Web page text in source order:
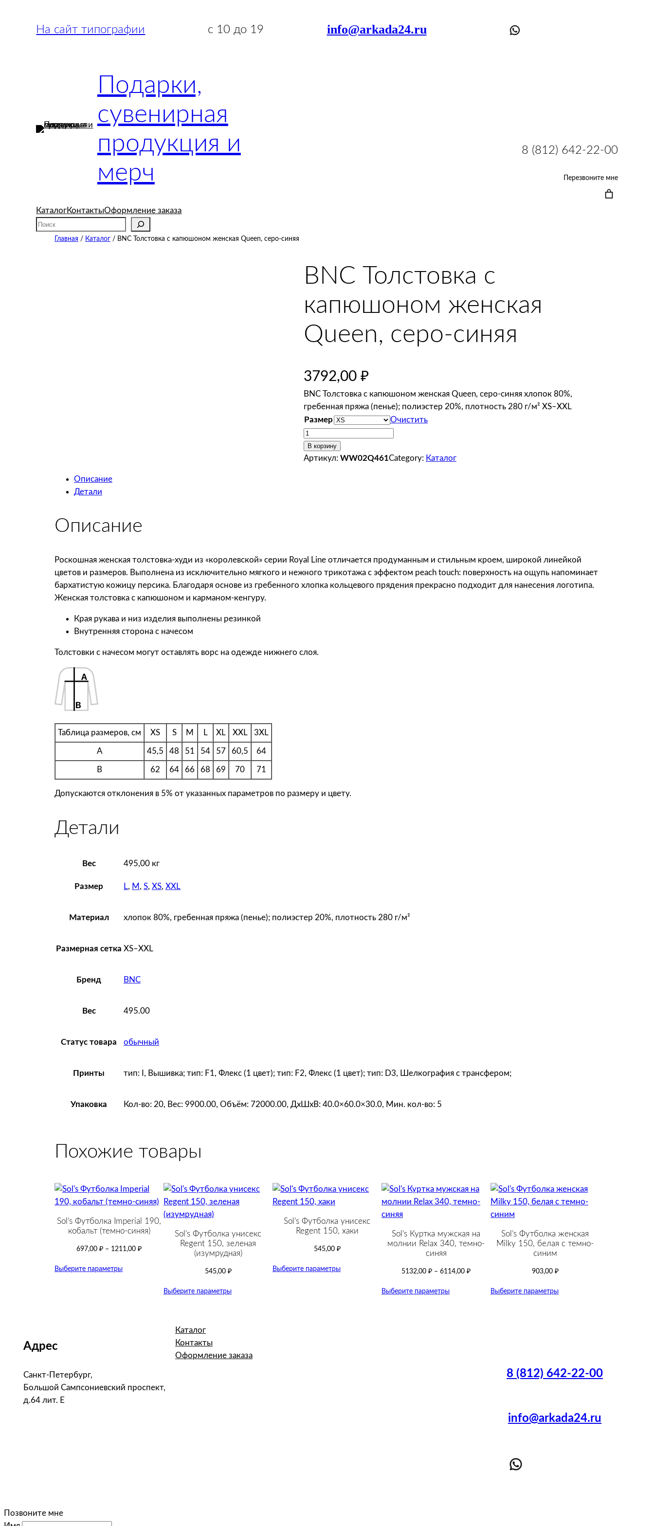
содержимомуНа сайт типографии с 10 до 19 info@arkada24.ru
Подарки,
сувенирная
продукция и
мерч
8 (812) 642-22-00
Перезвоните мне
КаталогКонтактыОформление заказа
Поиск
Главная / Каталог / BNC Толстовка с капюшоном женская Queen, серо-синяя
BNC Толстовка с
капюшоном женская
Queen, серо-синяя
3792,00 ₽
BNC Толстовка с капюшоном женская Queen, серо-синяя хлопок 80%,
гребенная пряжа (пенье); полиэстер 20%, плотность 280 г/м² XS–XXL
Размер
Очистить
К
о
л
т
о
в
с
р
я
В корзину
Артикул: WW02Q461Category: Каталог
Описание
Детали
Описание
Роскошная женская толстовка-худи из «королевской» серии Royal Line отличается продуманным и стильным кроем, широкой линейкой
цветов и размеров. Выполнена из исключительно мягкого и нежного трикотажа с эффектом peach touch: поверхность на ощупь напоминает
бархатистую кожицу персика. Благодаря основе из гребенного хлопка кольцевого прядения прекрасно подходит для нанесения логотипа.
Женская толстовка с капюшоном и карманом-кенгуру.
Края рукава и низ изделия выполнены резинкой
Внутренняя сторона с начесом
Толстовки с начесом могут оставлять ворс на одежде нижнего слоя.
Таблица размеров, см XS S M L XL XXL 3XL
A 45,5 48 51 54 57 60,5 64
B 62 64 66 68 69 70 71
Допускаются отклонения в 5% от указанных параметров по размеру и цвету.
Детали
Вес 495,00 кг
Размер L, M , S, XS, XXL
Материал хлопок 80%, гребенная пряжа (пенье); полиэстер 20%, плотность 280 г/м²
Размерная сетка XS–XXL
Бренд BNC
Вес 495.00
Статус товара обычный
Принты тип: I, Вышивка; тип: F1, Флекс (1 цвет); тип: F2, Флекс (1 цвет); тип: D3, Шелкография с трансфером;
Упаковка Кол-во: 20, Вес: 9900.00, Объём: 72000.00, ДxШxВ: 40.0×60.0×30.0, Мин. кол-во: 5
Похожие товары
Sol’s Футболка Imperial 190,
кобальт (темно-синяя)
697,00 ₽ – 1211,00 ₽
Выберите параметры
Sol’s Футболка унисекс
Regent 150, зеленая
(изумрудная)
545,00 ₽
Выберите параметры
Sol’s Футболка унисекс
Regent 150, хаки
545,00 ₽
Выберите параметры
Sol’s Куртка мужская на
молнии Relax 340, темно-
синяя
5132,00 ₽ – 6114,00 ₽
Выберите параметры
Sol’s Футболка женская
Milky 150, белая с темно-
cиним
903,00 ₽
Выберите параметры
Адрес
Санкт-Петербург,
Большой Сампсониевский проспект,
д.64 лит. Е
Каталог
Контакты
Оформление заказа
8 (812) 642-22-00
info@arkada24.ru
Позвоните мне